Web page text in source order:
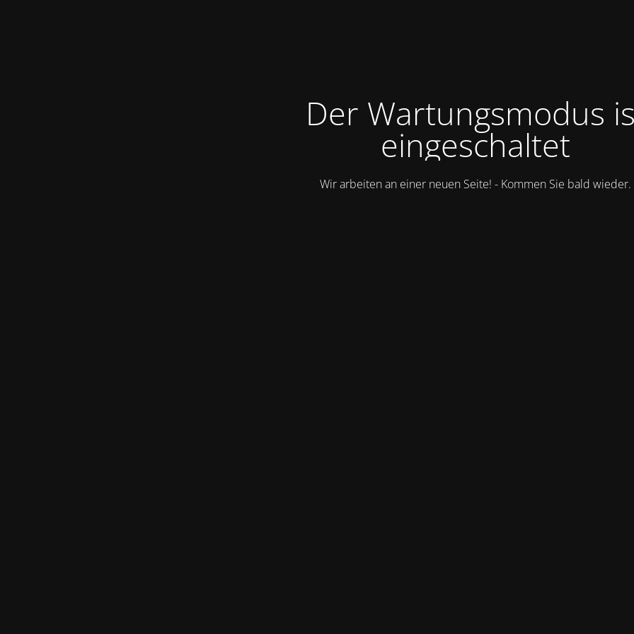
Der Wartungsmodus
eingeschaltet
Wir arbeiten an einer neuen Seite! - Kommen Sie bald wieder.